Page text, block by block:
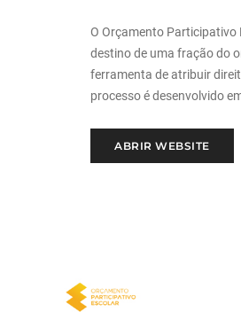
O Orçamento Participativo
destino de uma fração do
ferramenta de atribuir
processo é desenvolvido
ABRIR WEBSITE